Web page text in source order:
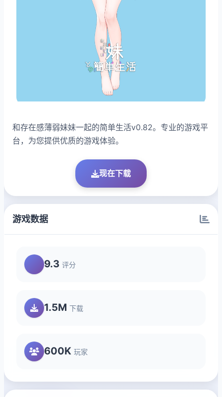
和存在感薄弱妹妹一起的简单生活v0.82。专业的游戏平
台，为您提供优质的游戏体验。
现在下载
游戏数据
9.3 评分
1.5M 下载
600K 玩家